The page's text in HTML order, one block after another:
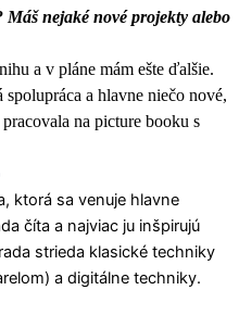
nejaké nové projekty alebo
a v pláne mám ešte ďalšie.
a hlavne niečo nové,
na picture booku s
ktorá sa venuje hlavne
číta a najviac ju inšpirujú
strieda klasické techniky
a digitálne techniky.